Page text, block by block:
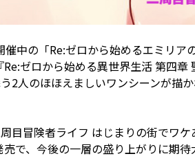
中の「Re:ゼロから始めるエミリア
ゼロから始める異世界生活 第四章
人のほほえましいワンシーンが描
目冒険者ライフ はじまりの街でワ
で、今後の一層の盛り上がりに期